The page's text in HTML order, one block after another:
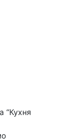
“Кухня